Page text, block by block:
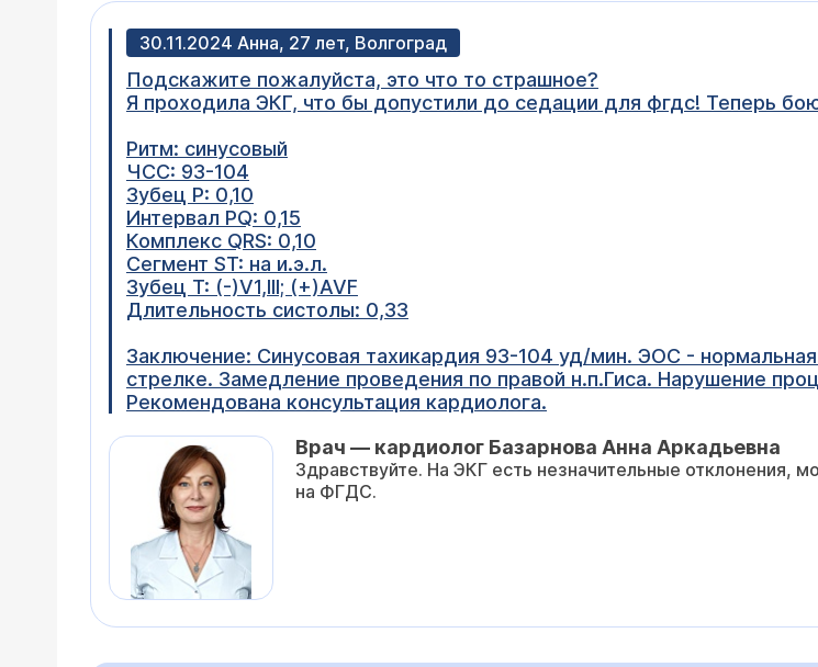
30.11.2024 Анна, 27 лет, Волгоград
Подскажите пожалуйста, это что то страшное?
Я проходила ЭКГ, что бы допустили до седации для фгдс! Теперь
Ритм: синусовый
ЧСС: 93-104
Зубец Р: 0,10
Интервал PQ: 0,15
Комплекс QRS: 0,10
Сегмент ST: на и.э.л.
Зубец T: (-)V1,III; (+)AVF
Длительность систолы: 0,33
Заключение: Синусовая тахикардия 93-104 уд/мин. ЭОС -
стрелке. Замедление проведения по правой н.п.Гиса. Нарушение
Рекомендована консультация кардиолога.
Врач — кардиолог Базарнова Анна Аркадьевна
Здравствуйте. На ЭКГ есть незначительные
на ФГДС.